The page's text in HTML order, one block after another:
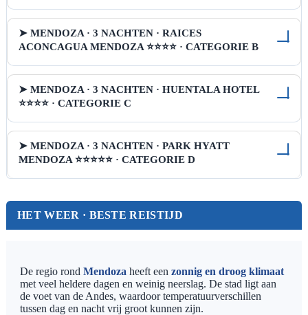
➤ MENDOZA · 3 NACHTEN · RAICES
ACONCAGUA MENDOZA ⭐⭐⭐⭐ · CATEGORIE B
➤ MENDOZA · 3 NACHTEN · HUENTALA HOTEL
⭐⭐⭐⭐ · CATEGORIE C
➤ MENDOZA · 3 NACHTEN · PARK HYATT
MENDOZA ⭐⭐⭐⭐⭐ · CATEGORIE D
HET WEER · BESTE REISTIJD
De regio rond Mendoza heeft een zonnig en droog klimaat
met veel heldere dagen en weinig neerslag. De stad ligt aan
de voet van de Andes, waardoor temperatuurverschillen
tussen dag en nacht vrij groot kunnen zijn.